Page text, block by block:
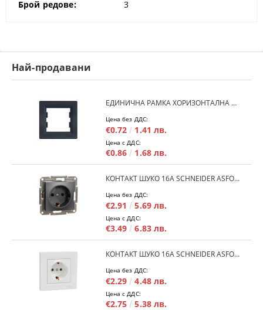
Брой редове:
3
Най-продавани
ЕДИНИЧНА РАМКА ХОРИЗОНТАЛНА SCHNEIDER ASFORA EPH5800171 - АНТРАЦИТ
Цена без ДДС:
€0.72 1.41 лв.
Цена с ДДС:
€0.86 1.68 лв.
КОНТАКТ ШУКО 16A SCHNEIDER ASFORA EPH2900171 - АНРАЦИТ
Цена без ДДС:
€2.91 5.69 лв.
Цена с ДДС:
€3.49 6.83 лв.
КОНТАКТ ШУКО 16A SCHNEIDER ASFORA EPH2900121 - БЯЛ
Цена без ДДС:
€2.29 4.48 лв.
Цена с ДДС:
€2.75 5.38 лв.